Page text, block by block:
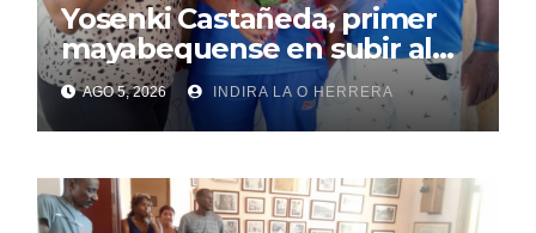
Yosenki Castañeda, primer
mayabequense en subir al
podio centroamericano
AGO 5, 2026 INDIRA LA O HERRERA